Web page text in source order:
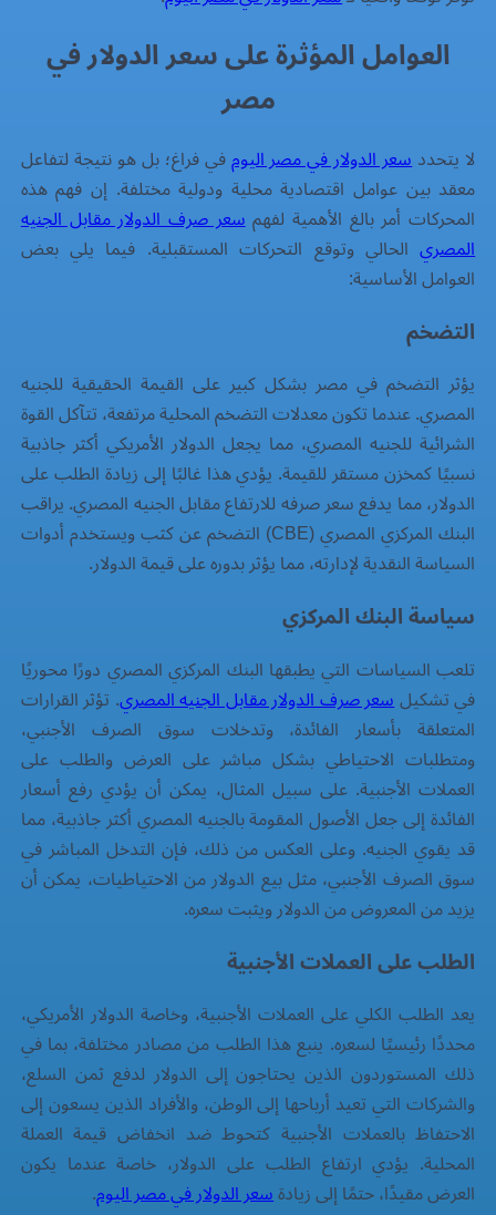
العوامل المؤثرة على سعر الدولار في
مصر
لا يتحددسعر الدولار في مصر اليومفي فراغ؛ بل هو نتيجة لتفاعل
معقد بين عوامل اقتصادية محلية ودولية مختلفة. إن فهم هذه
المحركات أمر بالغ الأهمية لفهمسعر صرف الدولار مقابل الجنيه
المصريالحالي وتوقع التحركات المستقبلية. فيما يلي بعض
العوامل الأساسية:
التضخم
يؤثر التضخم في مصر بشكل كبير على القيمة الحقيقية للجنيه
المصري. عندما تكون معدلات التضخم المحلية مرتفعة، تتآكل القوة
الشرائية للجنيه المصري، مما يجعل الدولار الأمريكي أكثر جاذبية
نسبيًا كمخزن مستقر للقيمة. يؤدي هذا غالبًا إلى زيادة الطلب على
الدولار، مما يدفع سعر صرفه للارتفاع مقابل الجنيه المصري. يراقب
البنك المركزي المصري (CBE) التضخم عن كثب ويستخدم أدوات
السياسة النقدية لإدارته، مما يؤثر بدوره على قيمة الدولار.
سياسة البنك المركزي
تلعب السياسات التي يطبقها البنك المركزي المصري دورًا محوريًا
في تشكيلسعر صرف الدولار مقابل الجنيه المصري. تؤثر القرارات
المتعلقة بأسعار الفائدة، وتدخلات سوق الصرف الأجنبي،
ومتطلبات الاحتياطي بشكل مباشر على العرض والطلب على
العملات الأجنبية. على سبيل المثال، يمكن أن يؤدي رفع أسعار
الفائدة إلى جعل الأصول المقومة بالجنيه المصري أكثر جاذبية، مما
قد يقوي الجنيه. وعلى العكس من ذلك، فإن التدخل المباشر في
سوق الصرف الأجنبي، مثل بيع الدولار من الاحتياطيات، يمكن أن
يزيد من المعروض من الدولار ويثبت سعره.
الطلب على العملات الأجنبية
يعد الطلب الكلي على العملات الأجنبية، وخاصة الدولار الأمريكي،
محددًا رئيسيًا لسعره. ينبع هذا الطلب من مصادر مختلفة، بما في
ذلك المستوردون الذين يحتاجون إلى الدولار لدفع ثمن السلع،
والشركات التي تعيد أرباحها إلى الوطن، والأفراد الذين يسعون إلى
الاحتفاظ بالعملات الأجنبية كتحوط ضد انخفاض قيمة العملة
المحلية. يؤدي ارتفاع الطلب على الدولار، خاصة عندما يكون
العرض مقيدًا، حتمًا إلى زيادةسعر الدولار في مصر اليوم.